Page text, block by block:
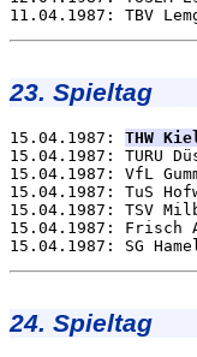
23. Spieltag
15.04.1987:
15.04.1987:
15.04.1987: VfL
15.04.1987:
15.04.1987:
15.04.1987:
24. Spieltag